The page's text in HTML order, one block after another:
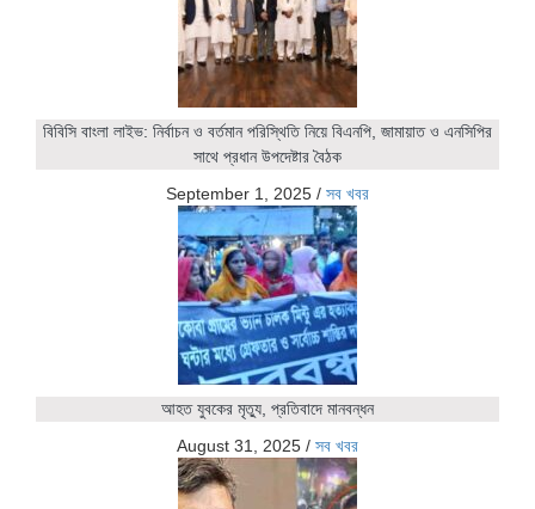
বিবিসি বাংলা লাইভ: নির্বাচন ও বর্তমান পরিস্থিতি নিয়ে বিএনপি, জামায়াত ও এনসিপির
সাথে প্রধান উপদেষ্টার বৈঠক
September 1, 2025 / সব খবর
আহত যুবকের মৃত্যু, প্রতিবাদে মানবন্ধন
August 31, 2025 / সব খবর